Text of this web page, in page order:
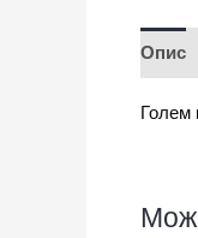
Опис
Голем